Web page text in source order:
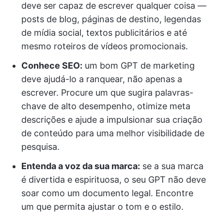
deve ser capaz de escrever qualquer coisa —
posts de blog, páginas de destino, legendas
de mídia social, textos publicitários e até
mesmo roteiros de vídeos promocionais.
Conhece SEO: um bom GPT de marketing
deve ajudá-lo a ranquear, não apenas a
escrever. Procure um que sugira palavras-
chave de alto desempenho, otimize meta
descrições e ajude a impulsionar sua criação
de conteúdo para uma melhor visibilidade de
pesquisa.
Entenda a voz da sua marca: se a sua marca
é divertida e espirituosa, o seu GPT não deve
soar como um documento legal. Encontre
um que permita ajustar o tom e o estilo.